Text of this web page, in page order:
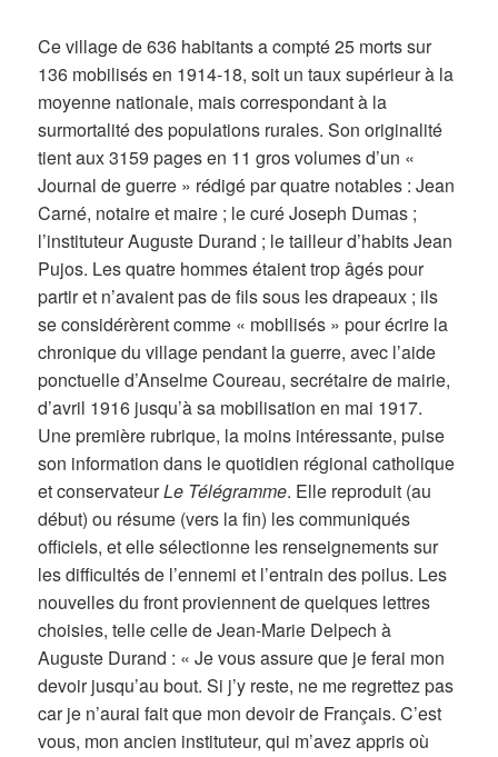
Ce village de 636 habitants a compté 25 morts sur
136 mobilisés en 1914-18, soit un taux supérieur à la
moyenne nationale, mais correspondant à la
surmortalité des populations rurales. Son originalité
tient aux 3159 pages en 11 gros volumes d’un «
Journal de guerre » rédigé par quatre notables : Jean
Carné, notaire et maire ; le curé Joseph Dumas ;
l’instituteur Auguste Durand ; le tailleur d’habits Jean
Pujos. Les quatre hommes étaient trop âgés pour
partir et n’avaient pas de fils sous les drapeaux ; ils
se considérèrent comme « mobilisés » pour écrire la
chronique du village pendant la guerre, avec l’aide
ponctuelle d’Anselme Coureau, secrétaire de mairie,
d’avril 1916 jusqu’à sa mobilisation en mai 1917.
Une première rubrique, la moins intéressante, puise
son information dans le quotidien régional catholique
et conservateurLe Télégramme. Elle reproduit (au
début) ou résume (vers la fin) les communiqués
officiels, et elle sélectionne les renseignements sur
les difficultés de l’ennemi et l’entrain des poilus. Les
nouvelles du front proviennent de quelques lettres
choisies, telle celle de Jean-Marie Delpech à
Auguste Durand : « Je vous assure que je ferai mon
devoir jusqu’au bout. Si j’y reste, ne me regrettez pas
car je n’aurai fait que mon devoir de Français. C’est
vous, mon ancien instituteur, qui m’avez appris où